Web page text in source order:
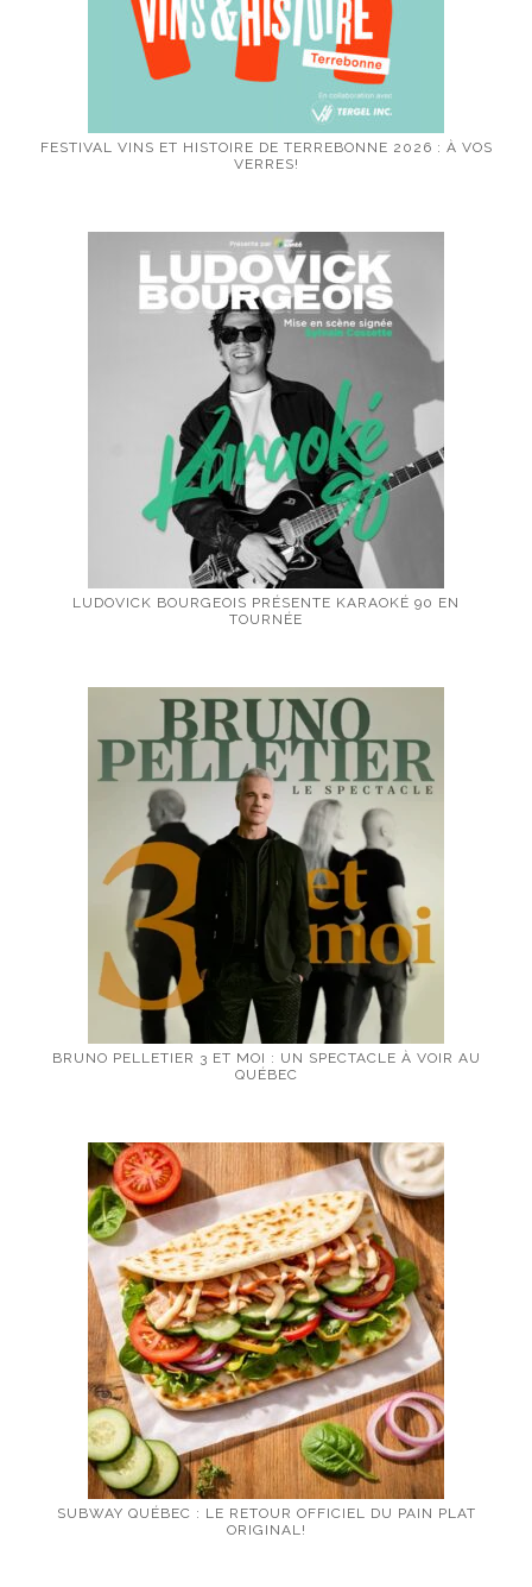
FESTIVAL VINS ET HISTOIRE DE TERREBONNE 2026 : À VOS
VERRES!
LUDOVICK BOURGEOIS PRÉSENTE KARAOKÉ 90 EN
TOURNÉE
BRUNO PELLETIER 3 ET MOI : UN SPECTACLE À VOIR AU
QUÉBEC
SUBWAY QUÉBEC : LE RETOUR OFFICIEL DU PAIN PLAT
ORIGINAL!